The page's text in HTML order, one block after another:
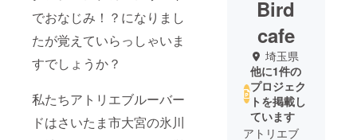
でおなじみ！？になりまし
たが覚えていらっしゃいま
すでしょうか？
私たちアトリエブルーバー
ドはさいたま市大宮の氷川
Bird
cafe
埼玉県
他に1件の
プロジェク
トを掲載し
ています
アトリエブ